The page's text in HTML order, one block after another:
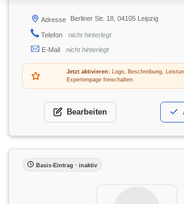
Adresse Berliner Str. 18, 04105 Leipzig
Telefon
nicht hinterlegt
E-Mail
nicht hinterlegt
Jetzt aktivieren:Logo, Beschreibung,
Expertenpage freischalten.
Bearbeiten
Basis-Eintrag · inaktiv